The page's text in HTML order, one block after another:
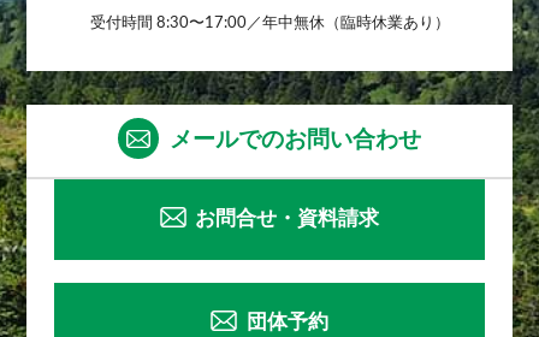
受付時間 8:30〜17:00／年中無休（臨時休業あり）
メールでのお問い合わせ
お問合せ・資料請求
団体予約